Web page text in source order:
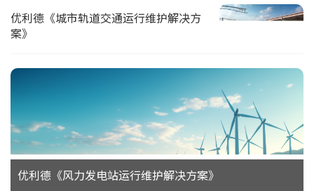
优利德《城市轨道交通运行维护解决方
案》
优利德《风力发电站运行维护解决方案》